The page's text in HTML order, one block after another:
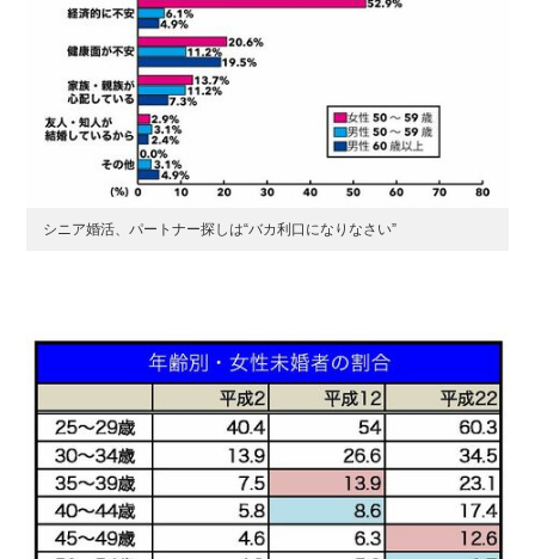
シニア婚活、パートナー探しは“バカ利口になりなさい”